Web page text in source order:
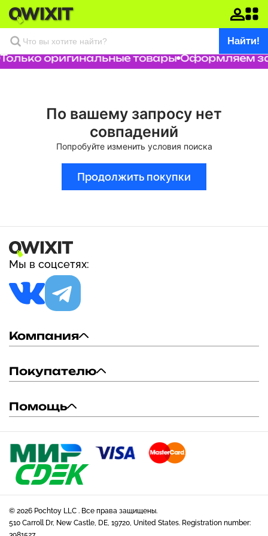
Найти!
оригинальные товары Оформляем
По вашему запросу нет
совпадений
Попробуйте изменить условия поиска
Продолжить покупки
Мы в соцсетях:
Компания
Покупателю
Помощь
© 2026 Pochtoy LLC . Все права защищены.
510 Carroll Dr, New Castle, DE, 19720, United States. Registration number: